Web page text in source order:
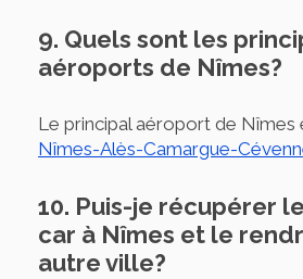
9. Quels sont les
aéroports de Nîmes?
Le principal aéroport de Nîmes
Nîmes-Alès-Camargue-
10. Puis-je récupérer
car à Nîmes et le
autre ville?